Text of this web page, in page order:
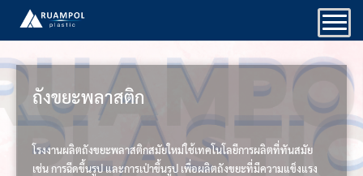
ถังขยะพลาสติก
โรงงานผลิตถังขยะพลาสติกสมัยใหม่ใช้เทคโนโลยีการผลิตที่ทันสมัย
เช่น การฉีดขึ้นรูป และการเป่าขึ้นรูป เพื่อผลิตถังขยะที่มีความแข็งแรง